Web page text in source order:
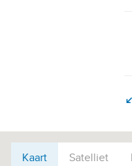
Kaart
Kaart Satelliet